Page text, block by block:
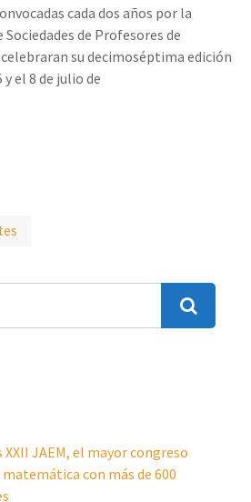
cada dos años por la
de Profesores de
su decimoséptima edición
el 8 de julio de
XXII JAEM, el mayor congreso
con más de 600